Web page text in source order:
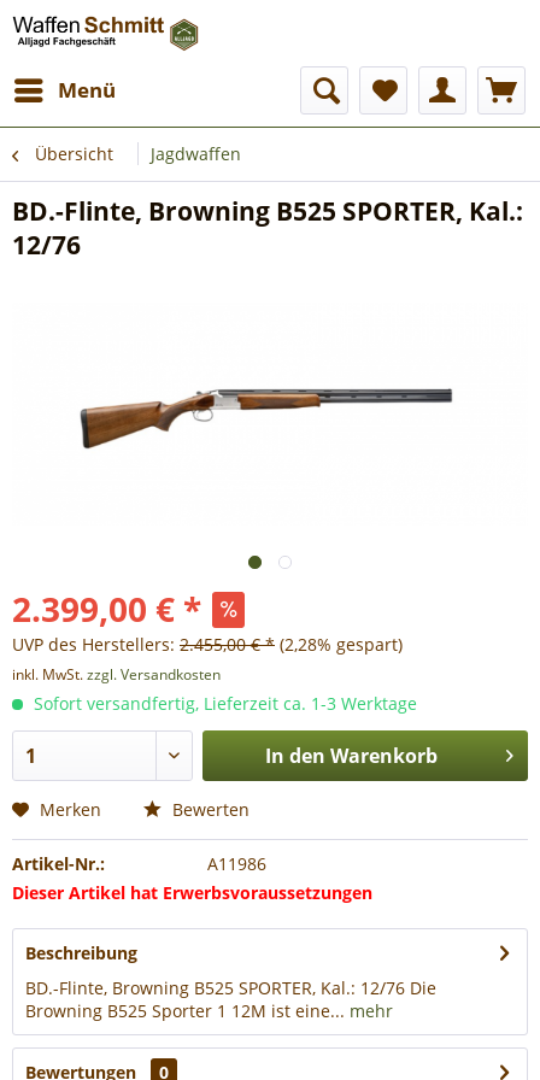
Menü
Übersicht Jagdwaffen
BD.-Flinte, Browning B525 SPORTER, Kal.:
12/76
2.399,00 € *
UVP des Herstellers: 2.455,00 € * (2,28% gespart)
inkl. MwSt.zzgl. Versandkosten
Sofort versandfertig, Lieferzeit ca. 1-3 Werktage
In den Warenkorb
Merken Bewerten
Artikel-Nr.:
A11986
Dieser Artikel hat Erwerbsvoraussetzungen
Beschreibung
BD.-Flinte, Browning B525 SPORTER, Kal.: 12/76 Die
Browning B525 Sporter 1 12M ist eine... mehr
Bewertungen 0